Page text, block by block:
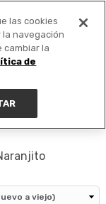
PUBLICA GRATIS +
las cookies
navegación
cambiar la
de